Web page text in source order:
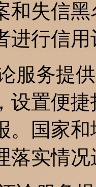
和失信
进行信用
服务提
设置便
。国家
落实情